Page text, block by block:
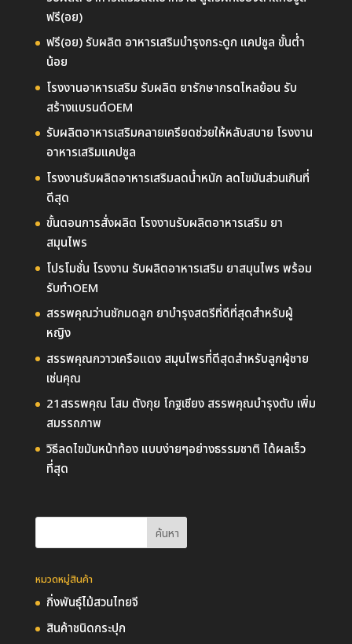
ฟรี(อย)
ฟรี(อย) รับผลิต อาหารเสริมบำรุงกระดูก แคปซูล ขั้นต่ำ
น้อย
โรงงานอาหารเสริม รับผลิต ยารักษากรดไหลย้อน รับ
สร้างแบรนด์OEM
รับผลิตอาหารเสริมคลายเครียดช่วยให้หลับสบาย โรงงาน
อาหารเสริมแคปซูล
โรงงานรับผลิตอาหารเสริมลดน้ำหนัก ลดไขมันส่วนเกินที่
ดีสุด
ขั้นตอนการสั่งผลิต โรงงานรับผลิตอาหารเสริม ยา
สมุนไพร
โปรโมชั่น โรงงาน รับผลิตอาหารเสริม ยาสมุนไพร พร้อม
รับทำOEM
สรรพคุณว่านชักมดลูก ยาบำรุงสตรีที่ดีที่สุดสำหรับผู้
หญิง
สรรพคุณกวาวเครือแดง สมุนไพรที่ดีสุดสำหรับลูกผู้ชาย
เช่นคุณ
21สรรพคุณ โสม ตังกุย โกฐเชียง สรรพคุณบำรุงตับ เพิ่ม
สมรรถภาพ
วิธีลดไขมันหน้าท้อง แบบง่ายๆอย่างธรรมชาติ ได้ผลเร็ว
ที่สุด
หมวดหมู่สินค้า
กิ่งพันธุ์ไม้สวนไทยจี
สินค้าชนิดกระปุก